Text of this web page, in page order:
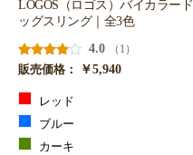
LOGOS（ロゴス）バイカラード
ッグスリング｜全3色
4.0
（1）
販売価格：
￥5,940
レッド
ブルー
カーキ